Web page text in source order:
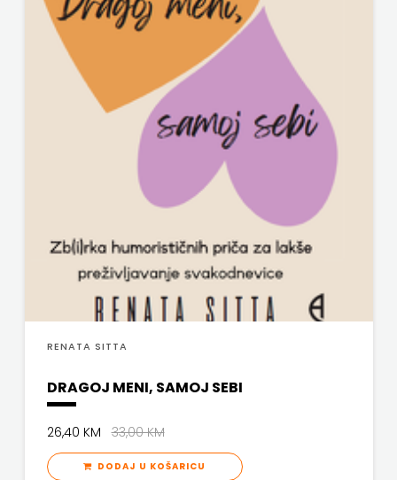
RENATA SITTA
DRAGOJ MENI, SAMOJ SEBI
26,40 KM33,00 KM
DODAJ U KOŠARICU